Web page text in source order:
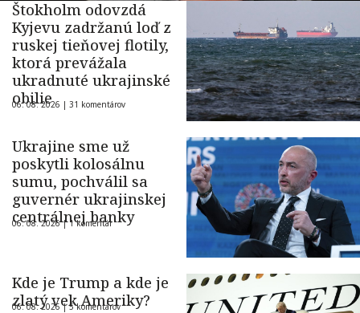
Štokholm odovzdá
Kyjevu zadržanú loď z
ruskej tieňovej flotily,
ktorá prevážala
ukradnuté ukrajinské
obilie
06. 08. 2026 | 31 komentárov
Ukrajine sme už
poskytli kolosálnu
sumu, pochválil sa
guvernér ukrajinskej
centrálnej banky
06. 08. 2026 |1 komentár
Kde je Trump a kde je
zlatý vek Ameriky?
06. 08. 2026 |5 komentárov